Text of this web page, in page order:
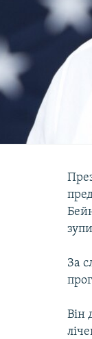
За
Він